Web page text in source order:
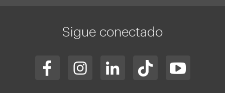
Sigue conectado